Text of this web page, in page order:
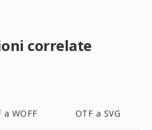
correlate
a WOFF OTF a SVG